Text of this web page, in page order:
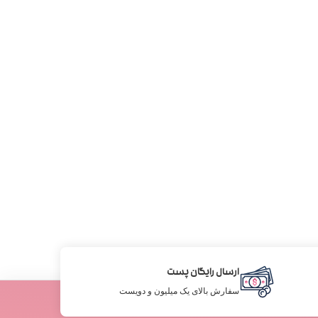
ارسال رایگان پست
سفارش بالای یک میلیون و دویست